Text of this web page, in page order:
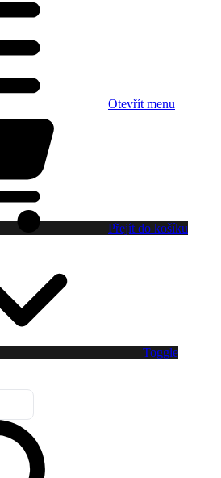
Otevřít menu
Přejít do košíku
Toggle